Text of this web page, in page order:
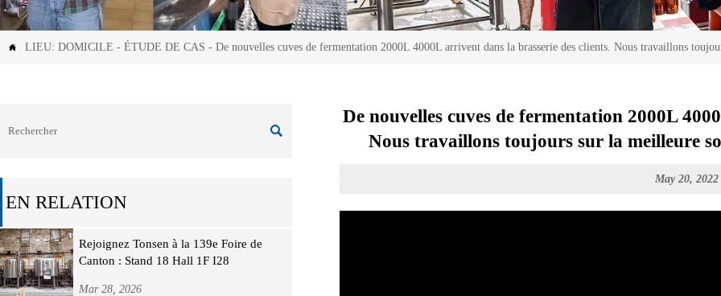
 LIEU: DOMICILE - ÉTUDE DE CAS - De nouvelles cuves de fermentation 2000L 4000L arrivent dans la brasserie des clients. Nous travaillons

EN RELATION
Rejoignez Tonsen à la 139e Foire de
Canton : Stand 18 Hall 1F I28
Mar 28, 2026
De nouvelles cuves de fermentation 2000L
Nous travaillons toujours sur la meilleure
May 20, 2022